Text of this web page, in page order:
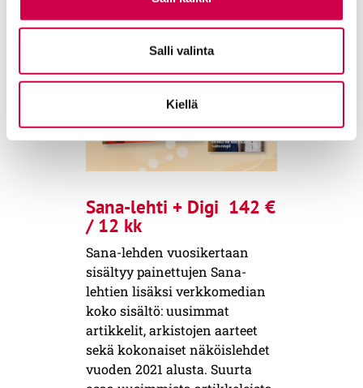
Salli valinta
Kiellä
Sana-lehti + Digi 142 €
/ 12 kk
Sana-lehden vuosikertaan
sisältyy painettujen Sana-
lehtien lisäksi verkkomedian
koko sisältö: uusimmat
artikkelit, arkistojen aarteet
sekä kokonaiset näköislehdet
vuoden 2021 alusta. Suurta